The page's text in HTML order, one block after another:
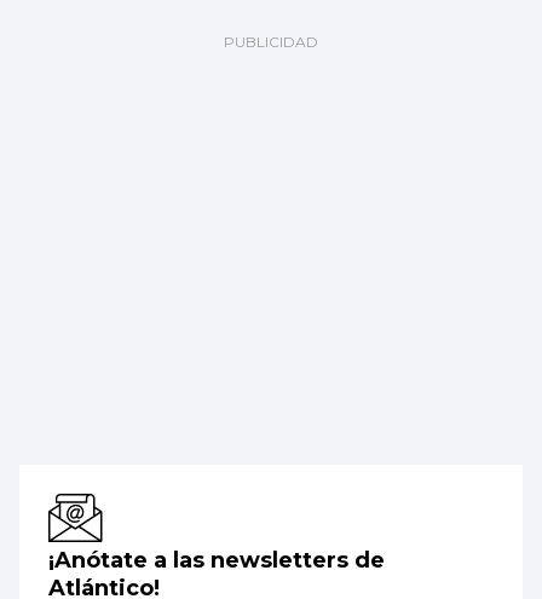
¡Anótate a las newsletters de
Atlántico!